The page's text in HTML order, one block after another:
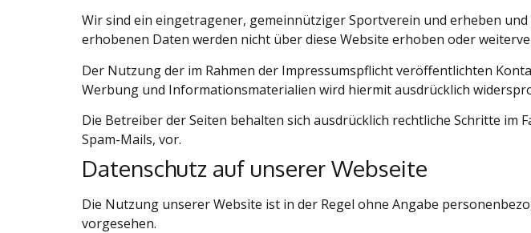
Wir sind ein eingetragener, gemeinnütziger Sportverein und erheben
erhobenen Daten werden nicht über diese Website erhoben oder
Der Nutzung der im Rahmen der Impressumspflicht veröffentlichten
Werbung und Informationsmaterialien wird hiermit ausdrücklich
Die Betreiber der Seiten behalten sich ausdrücklich rechtliche Schritte
Spam-Mails, vor.
Datenschutz auf unserer Webseite
Die Nutzung unserer Website ist in der Regel ohne Angabe
vorgesehen.